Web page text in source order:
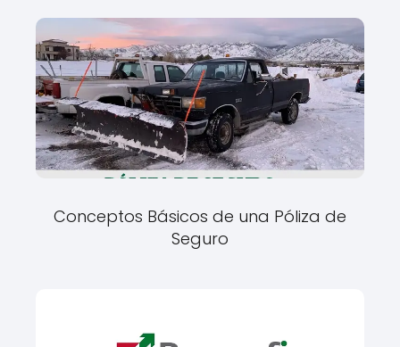
Conceptos Básicos de una Póliza de
Seguro